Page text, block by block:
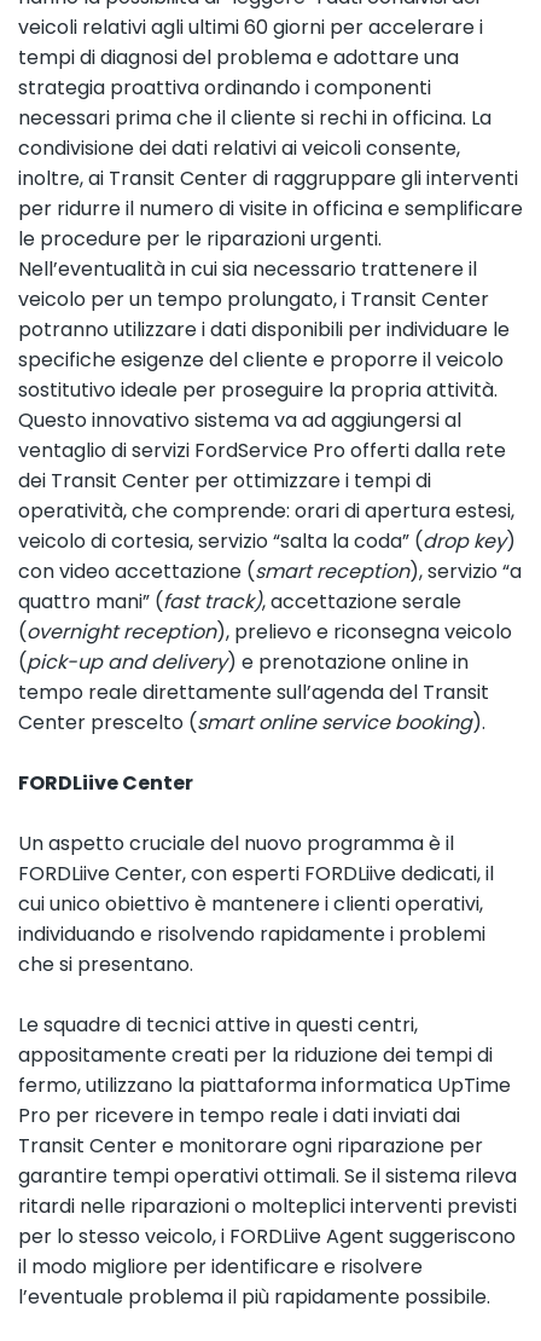
veicoli relativi agli ultimi 60 giorni per accelerare i
tempi di diagnosi del problema e adottare una
strategia proattiva ordinando i componenti
necessari prima che il cliente si rechi in officina. La
condivisione dei dati relativi ai veicoli consente,
inoltre, ai Transit Center di raggruppare gli interventi
per ridurre il numero di visite in officina e semplificare
le procedure per le riparazioni urgenti.
Nell’eventualità in cui sia necessario trattenere il
veicolo per un tempo prolungato, i Transit Center
potranno utilizzare i dati disponibili per individuare le
specifiche esigenze del cliente e proporre il veicolo
sostitutivo ideale per proseguire la propria attività.
Questo innovativo sistema va ad aggiungersi al
ventaglio di servizi FordService Pro offerti dalla rete
dei Transit Center per ottimizzare i tempi di
operatività, che comprende: orari di apertura estesi,
veicolo di cortesia, servizio “salta la coda” (drop key)
con video accettazione (smart reception), servizio “a
quattro mani” (fast track), accettazione serale
(overnight reception), prelievo e riconsegna veicolo
(pick-up and delivery) e prenotazione online in
tempo reale direttamente sull’agenda del Transit
Center prescelto (smart online service booking).
FORDLiive Center
Un aspetto cruciale del nuovo programma è il
FORDLiive Center, con esperti FORDLiive dedicati, il
cui unico obiettivo è mantenere i clienti operativi,
individuando e risolvendo rapidamente i problemi
che si presentano.
Le squadre di tecnici attive in questi centri,
appositamente creati per la riduzione dei tempi di
fermo, utilizzano la piattaforma informatica UpTime
Pro per ricevere in tempo reale i dati inviati dai
Transit Center e monitorare ogni riparazione per
garantire tempi operativi ottimali. Se il sistema rileva
ritardi nelle riparazioni o molteplici interventi previsti
per lo stesso veicolo, i FORDLiive Agent suggeriscono
il modo migliore per identificare e risolvere
l’eventuale problema il più rapidamente possibile.